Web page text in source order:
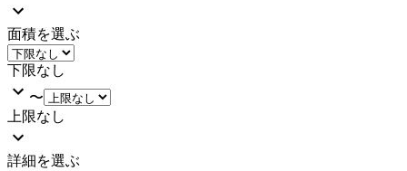
面積を選ぶ
下限なし
〜
上限なし
詳細を選ぶ